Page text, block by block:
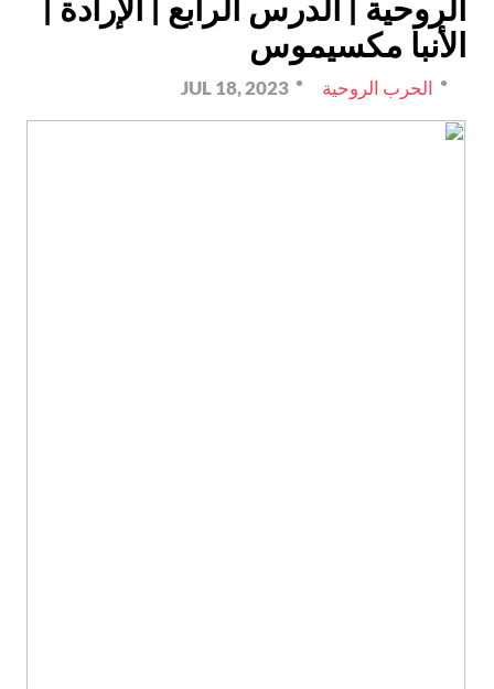
الروحية | الدرس الرابع | الإرادة |
الأنبا مكسيموس
الحرب الروحية JUL 18, 2023